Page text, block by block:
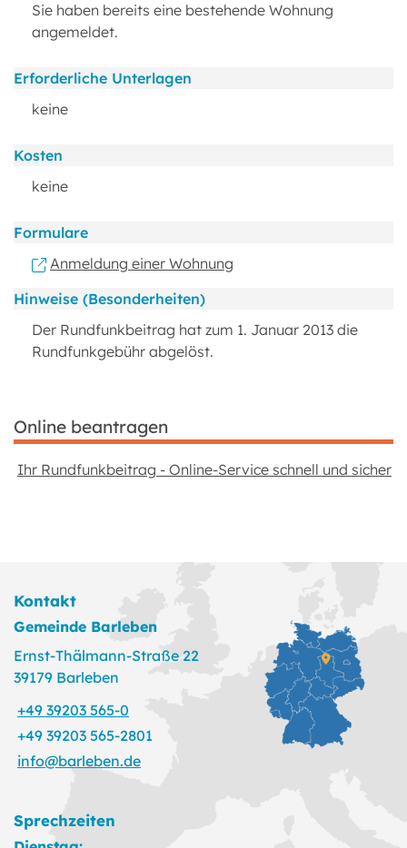
Sie haben bereits eine bestehende Wohnung
angemeldet.
Erforderliche Unterlagen
keine
Kosten
keine
Formulare
Anmeldung einer Wohnung
Hinweise (Besonderheiten)
Der Rundfunkbeitrag hat zum 1. Januar 2013 die
Rundfunkgebühr abgelöst.
Online beantragen
Ihr Rundfunk­beitrag - Online-Service schnell und sicher
Kontakt
Gemeinde Barleben
Ernst-Thälmann-Straße 22
39179 Barleben
+49 39203 565-0
+49 39203 565-2801
info@barleben.de
Sprechzeiten